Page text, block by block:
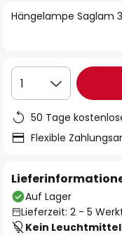
Hängelampe Saglam
1
50 Tage
Flexible
Auf Lager
Lieferzeit: 2 - 5
Kein Leuchtmittel